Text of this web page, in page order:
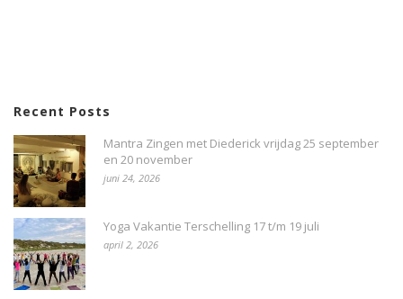
Recent Posts
Mantra Zingen met Diederick vrijdag 25 september
en 20 november
juni 24, 2026
Yoga Vakantie Terschelling 17 t/m 19 juli
april 2, 2026